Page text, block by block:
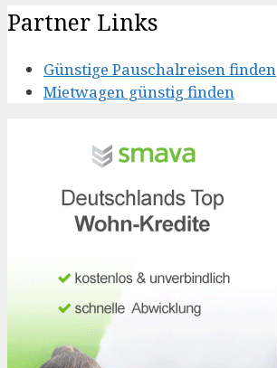
Partner Links
Günstige Pauschalreisen finden
Mietwagen günstig finden